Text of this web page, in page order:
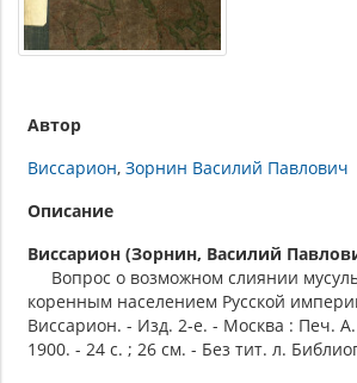
Автор
Виссарион Зорнин Василий Павлович
Описание
Виссарион (Зорнин, Василий
Вопрос о возможном слиянии
коренным населением Русской
Виссарион. - Изд. 2-е. - Москва : Печ.
1900. - 24 с. ; 26 см. - Без тит. л.